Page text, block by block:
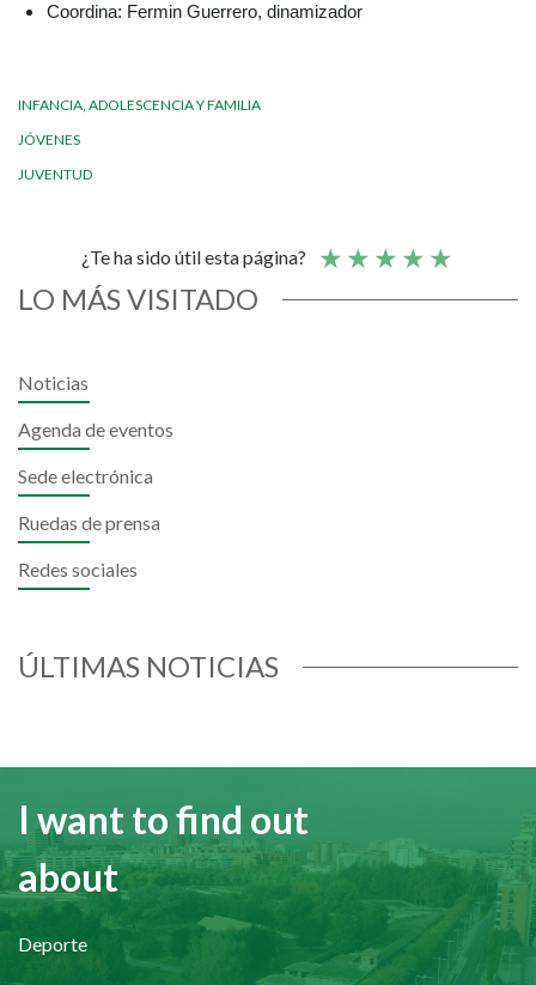
Coordina: Fermin Guerrero, dinamizador
INFANCIA, ADOLESCENCIA Y FAMILIA
JÓVENES
JUVENTUD
¿Te ha sido útil esta página?
LO MÁS VISITADO
Noticias
Agenda de eventos
Sede electrónica
Ruedas de prensa
Redes sociales
ÚLTIMAS NOTICIAS
I want to find out
about
Deporte